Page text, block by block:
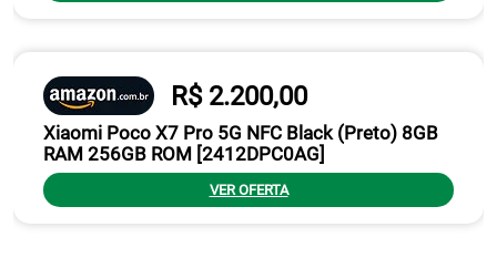
R$ 2.200,00
Xiaomi Poco X7 Pro 5G NFC Black (Preto) 8GB
RAM 256GB ROM [2412DPC0AG]
VER OFERTA